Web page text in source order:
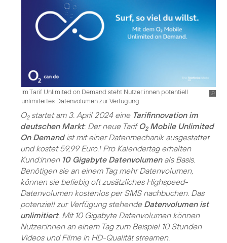
Im Tarif Unlimited on Demand steht Nutzer:innen potentiell
unlimitertes Datenvolumen zur Verfügung
O2startet am 3. April 2024 eine Tarifinnovation im
deutschen Markt: Der neue Tarif O2Mobile Unlimited
On Demandist mit einer Datenmechanik ausgestattet
und kostet 59,99 Euro. 1Pro Kalendertag erhalten
Kund:innen 10 Gigabyte Datenvolumenals Basis.
Benötigen sie an einem Tag mehr Datenvolumen,
können sie beliebig oft zusätzliches Highspeed-
Datenvolumen kostenlos per SMS nachbuchen. Das
potenziell zur Verfügung stehende Datenvolumen ist
unlimitiert. Mit 10 Gigabyte Datenvolumen können
Nutzer:innen an einem Tag zum Beispiel 10 Stunden
Videos und Filme in HD-Qualität streamen.